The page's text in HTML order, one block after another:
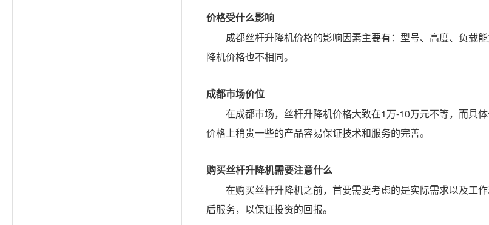
价格受什么影响
成都丝杆升降机价格的影响因素主要有：型号、高度、负载
降机价格也不相同。
成都市场价位
在成都市场，丝杆升降机价格大致在1万-10万元不等，而具
价格上稍贵一些的产品容易保证技术和服务的完善。
购买丝杆升降机需要注意什么
在购买丝杆升降机之前，首要需要考虑的是实际需求以及工
后服务，以保证投资的回报。